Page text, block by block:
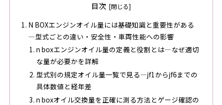
目次
N BOXエンジンオイル量には基礎知識と重要性がある
―型式ごとの違い・安全性・車両性能への影響
n boxエンジンオイル量の定義と役割とは―なぜ適切
な量が必要かを詳解
型式別の規定オイル量一覧で見る―jf1からjf6までの
具体数値と経年差
n boxオイル交換量を正確に測る方法とゲージ確認の